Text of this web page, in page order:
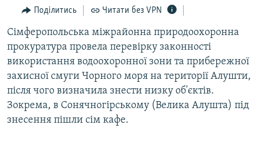
Перейти
пошуку
ПОГЛЯД
ІНТЕРВ'Ю
ВСЕ ЗА ДЕНЬ
СПЕЦПРОЕКТИ
ДЕПОРТАЦІЯ
ВІДЕОУРОКИ «ELIFBE»
ЯК ОБІЙТИ БЛОКУВАННЯ
Поділитись Читати без VPN
Сімферопольська міжрайонна природоохоронна
прокуратура провела перевірку законності
використання водоохоронної зони та прибережної
захисної смуги Чорного моря на території Алушти,
після чого визначила знести низку об'єктів.
Зокрема, в Сонячногірському (Велика Алушта) під
знесення пішли сім кафе.